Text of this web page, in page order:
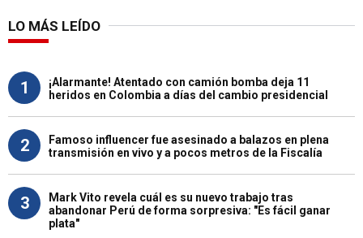
LO MÁS LEÍDO
1
¡Alarmante! Atentado con camión bomba deja 11
heridos en Colombia a días del cambio presidencial
2
Famoso influencer fue asesinado a balazos en plena
transmisión en vivo y a pocos metros de la Fiscalía
3
Mark Vito revela cuál es su nuevo trabajo tras
abandonar Perú de forma sorpresiva: "Es fácil ganar
plata"